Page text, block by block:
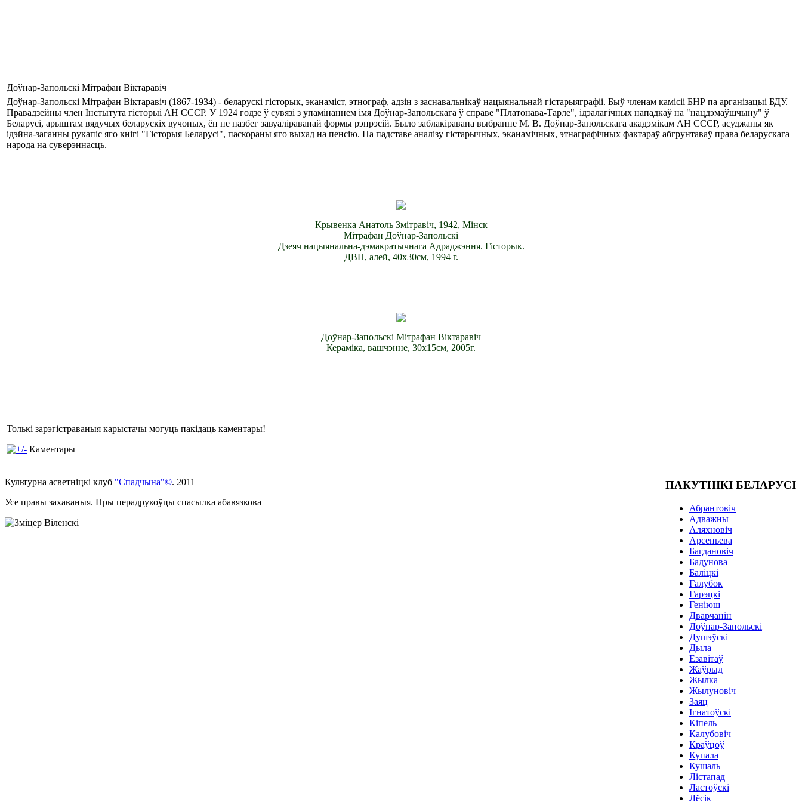
Доўнар-Запольскі Мітрафан Віктаравіч
Доўнар-Запольскі Мітрафан Віктаравіч (1867-1934) - беларускі гісторык, эканаміст, этнограф, адзін з заснавальнікаў нацыянальнай гістарыяграфіі. Быў членам камісіі БНР па арганізацыі БДУ.
Правадзейны член Інстытута гісторыі АН СССР. У 1924 годзе ў сувязі з упамінаннем імя Доўнар-Запольскага ў справе "Платонава-Тарле", ідэалагічных нападкаў на "нацдэмаўшчыну" ў
Беларусі, арыштам вядучых беларускіх вучоных, ён не пазбег завуаліраванай формы рэпрэсій. Было заблакіравана выбранне М. В. Доўнар-Запольскага акадэмікам АН СССР, асуджаны як
ідэйна-заганны рукапіс яго кнігі "Гісторыя Беларусі", паскораны яго выхад на пенсію. На падставе аналізу гістарычных, эканамічных, этнаграфічных фактараў абгрунтаваў права беларускага
народа на суверэннасць.
Крывенка Анатоль Змітравіч, 1942, Мінск
Мітрафан Доўнар-Запольскі
Дзеяч нацыянальна-дэмакратычнага Адраджэння. Гісторык.
ДВП, алей, 40х30см, 1994 г.
Доўнар-Запольскі Мітрафан Віктаравіч
Керамiка, вашчэнне, 30х15см, 2005г.
Толькі зарэгістраваныя карыстачы могуць пакідаць каментары!
Каментары
ПАКУТНІКІ БЕЛАРУСІ
Абрантовіч
Адважны
Аляхновіч
Арсеньева
Багдановіч
Бадунова
Баліцкі
Галубок
Гарэцкі
Геніюш
Дварчанін
Доўнар-Запольскі
Душэўскі
Дыла
Езавітаў
Жаўрыд
Жылка
Жылуновіч
Заяц
Ігнатоўскі
Кіпель
Калубовіч
Краўцоў
Купала
Кушаль
Лістапад
Ластоўскі
Лёсік
Культурна асветнiцкi клуб "Спадчына"©. 2011
Усе правы захаваныя. Пры перадрукоўцы спасылка абавязкова